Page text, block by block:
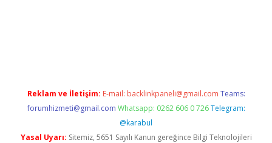
Reklam ve İletişim: E-mail: backlinkpaneli@gmail.com Teams:
forumhizmeti@gmail.com Whatsapp: 0262 606 0 726 Telegram:
@karabul
Yasal Uyarı: Sitemiz, 5651 Sayılı Kanun gereğince Bilgi Teknolojileri